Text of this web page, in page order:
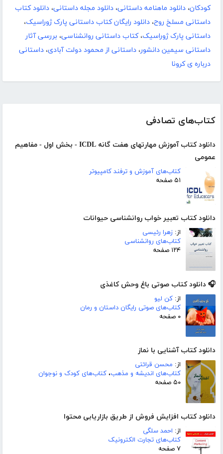
کتاب‌های تصادفی
دانلود کتاب آموزش مهارتهای هفت گانه ICDL - بخش اول - مفاهیم
عمومی
کتاب‌های آموزش و ترفند کامپیوتر
۵۱ صفحه
دانلود کتاب تعبیر خواب روانشناسی حیوانات
از: زهرا رئیسی
کتاب‌های روانشناسی
۱۲۴ صفحه
🎧 دانلود کتاب صوتی باغ وحش کاغذی
از: کن لیو
کتاب‌های صوتی رایگان داستان و رمان
۰ صفحه
دانلود کتاب آشنایی با نماز
از: محسن قرائتی
کتاب‌های اندیشه و مذهب، کتاب‌های کودک و نوجوان
۵۰ صفحه
دانلود کتاب افزایش فروش از طریق بازاریابی محتوا
از: احمد سلگی
کتاب‌های تجارت الکترونیک
۷ صفحه
کودکان، دانلود ماهنامه داستانی، دانلود مجله داستانی، دانلود کتاب
داستانی مسلخ روح، دانلود رایگان کتاب داستانی پارک ژوراسیک،
داستانی پارک ژوراسیک،کتاب داستانی روانشناسی، بررسی آثار
داستانی سیمین دانشور، داستانی از محمود دولت آبادی، داستانی
درباره ی کرونا